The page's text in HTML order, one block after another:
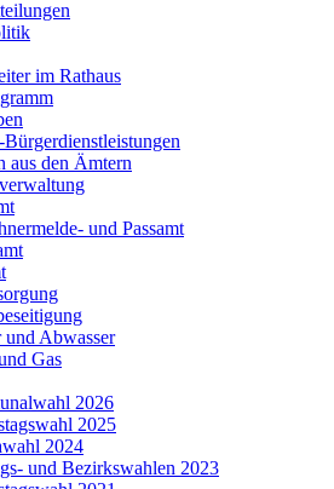
im Rathaus
aus den Ämtern
und Passamt
und Abwasser
Gas
2026
2025
2024
und Bezirkswahlen 2023